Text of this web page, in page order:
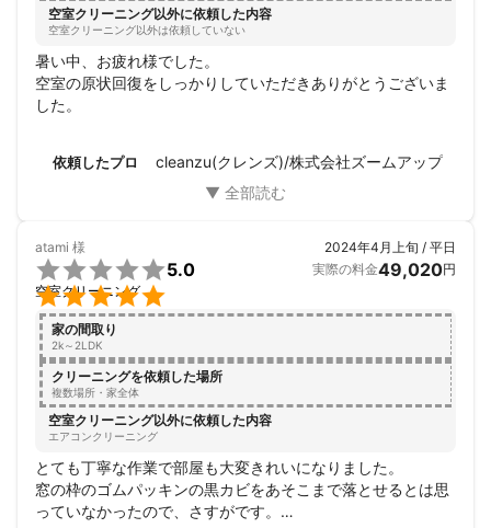
空室クリーニング以外に依頼した内容
空室クリーニング以外は依頼していない
暑い中、お疲れ様でした。
空室の原状回復をしっかりしていただきありがとうございま
した。
依頼したプロ cleanzu(クレンズ)/株式会社ズームアップ
atami 様


5.0
空室クリーニング
2024年4月上旬 / 平日
実際の料金49,020円
家の間取り
2k～2LDK
クリーニングを依頼した場所
複数場所・家全体
空室クリーニング以外に依頼した内容
エアコンクリーニング
とても丁寧な作業で部屋も大変きれいになりました。
窓の枠のゴムパッキンの黒カビをあそこまで落とせるとは思
っていなかったので、さすがです。